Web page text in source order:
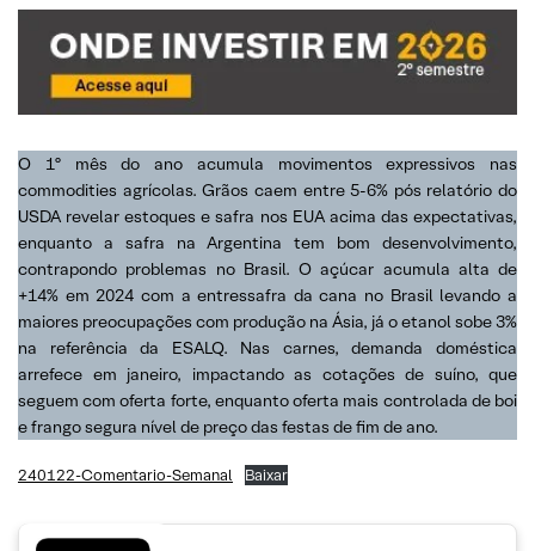
O 1º mês do ano acumula movimentos expressivos nas
commodities agrícolas. Grãos caem entre 5-6% pós relatório do
USDA revelar estoques e safra nos EUA acima das expectativas,
enquanto a safra na Argentina tem bom desenvolvimento,
contrapondo problemas no Brasil. O açúcar acumula alta de
+14% em 2024 com a entressafra da cana no Brasil levando a
maiores preocupações com produção na Ásia, já o etanol sobe 3%
na referência da ESALQ. Nas carnes, demanda doméstica
arrefece em janeiro, impactando as cotações de suíno, que
seguem com oferta forte, enquanto oferta mais controlada de boi
e frango segura nível de preço das festas de fim de ano.
240122-Comentario-Semanal Baixar